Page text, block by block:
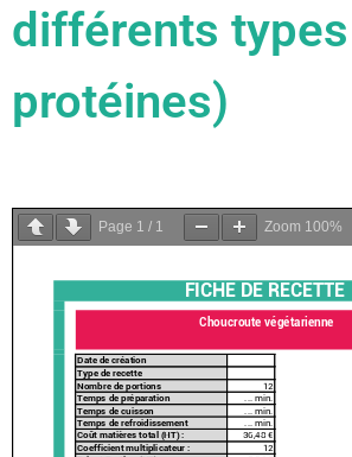
différents
protéines)
Page 1 / 1 Zoom 100%